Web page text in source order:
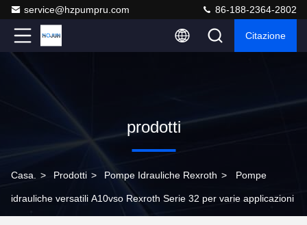
service@hzpumpru.com 86-188-2364-2802
Citazione
prodotti
Casa. > Prodotti > Pompe Idrauliche Rexroth > Pompe
idrauliche versatili A10vso Rexroth Serie 32 per varie applicazioni